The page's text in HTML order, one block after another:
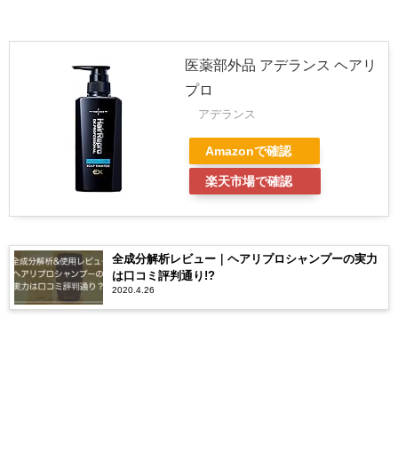
医薬部外品 アデランス ヘアリ
プロ
アデランス
Amazonで確認
楽天市場で確認
全成分解析レビュー｜ヘアリプロシャンプーの実力
は口コミ評判通り!?
2020.4.26